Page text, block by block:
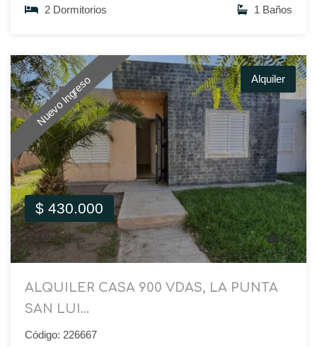
2 Dormitorios 1 Baños
Nuevo Ingreso Alquiler
$ 430.000
11 M² Totales 11
ALQUILER CASA 900 VDAS, LA PUNTA
SAN LUI...
Código: 226667